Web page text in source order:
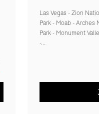
Las Vegas - Zion
Park - Moab - Arches
Park - Monument
-...